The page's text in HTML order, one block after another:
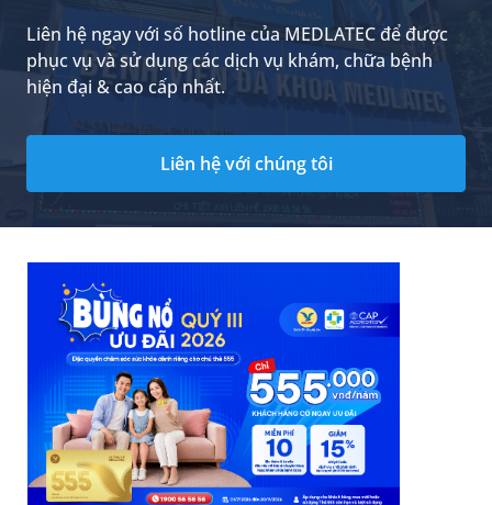
Liên hệ ngay với số hotline của MEDLATEC để được
phục vụ và sử dụng các dịch vụ khám, chữa bệnh
hiện đại & cao cấp nhất.
Liên hệ với chúng tôi